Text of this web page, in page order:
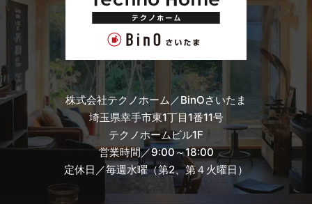
株式会社テクノホーム／BinOさいたま
埼玉県幸手市東1丁目1番11号
テクノホームビル1F
営業時間／9:00～18:00
定休日／毎週水曜（第2、第４火曜日）